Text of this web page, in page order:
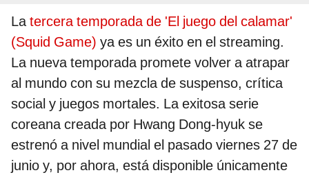
Latercera temporada de 'El juego del calamar'
(Squid Game) ya es un éxito en el streaming.
La nueva temporada promete volver a atrapar
al mundo con su mezcla de suspenso, crítica
social y juegos mortales. La exitosa serie
coreana creada por Hwang Dong-hyuk se
estrenó a nivel mundial el pasado viernes 27 de
junio y, por ahora, está disponible únicamente